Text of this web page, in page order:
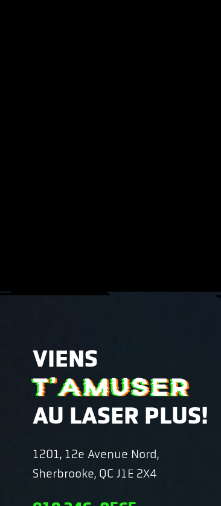
VIENS
T'AMUSER
AU LASER PLUS!
1201, 12e Avenue Nord,
Sherbrooke, QC J1E 2X4